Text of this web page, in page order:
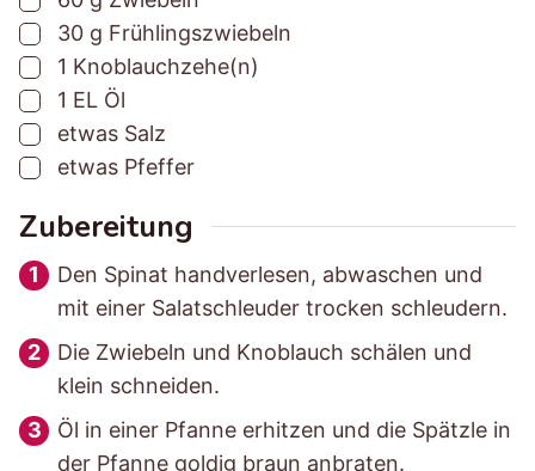
e
i
t
e
i
t
▢
30 g Frühlingszwiebeln
▢
1 Knoblauchzehe(n)
▢
1 EL Öl
▢
etwas Salz
▢
etwas Pfeffer
Zubereitung
Den Spinat handverlesen, abwaschen und
mit einer Salatschleuder trocken schleudern.
Die Zwiebeln und Knoblauch schälen und
klein schneiden.
Öl in einer Pfanne erhitzen und die Spätzle in
der Pfanne goldig braun anbraten.